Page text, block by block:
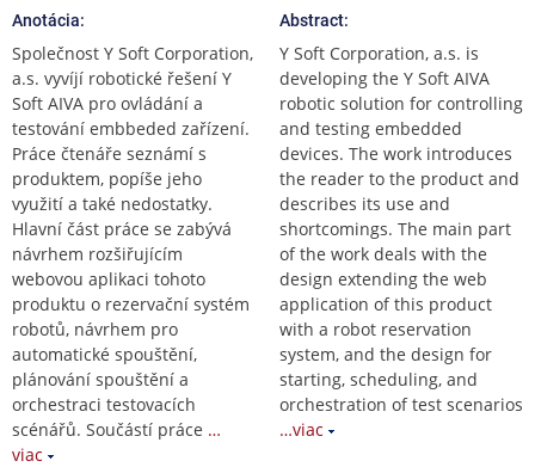
Anotácia:
Společnost Y Soft Corporation,
a.s. vyvíjí robotické řešení Y
Soft AIVA pro ovládání a
testování embbeded zařízení.
Práce čtenáře seznámí s
produktem, popíše jeho
využití a také nedostatky.
Hlavní část práce se zabývá
návrhem rozšiřujícím
webovou aplikaci tohoto
produktu o rezervační systém
robotů, návrhem pro
automatické spouštění,
plánování spouštění a
orchestraci testovacích
scénářů. Součástí práce …
viac
Abstract:
Y Soft Corporation, a.s. is
developing the Y Soft AIVA
robotic solution for controlling
and testing embedded
devices. The work introduces
the reader to the product and
describes its use and
shortcomings. The main part
of the work deals with the
design extending the web
application of this product
with a robot reservation
system, and the design for
starting, scheduling, and
orchestration of test scenarios
…viac